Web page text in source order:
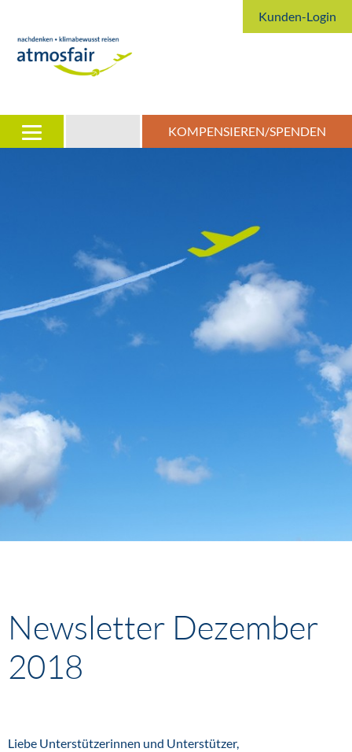
Kunden-Login
KOMPENSIEREN/SPENDEN
Newsletter Dezember
2018
Liebe Unterstützerinnen und Unterstützer,